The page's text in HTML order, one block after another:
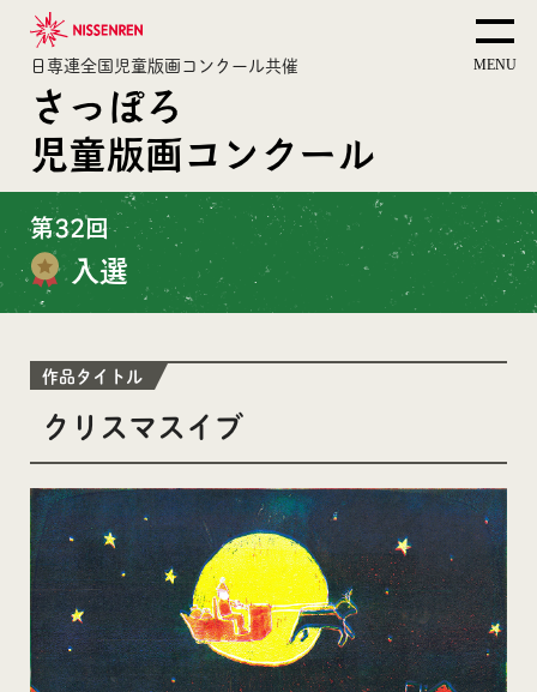
日専連全国児童版画コンクール共催
さっぽろ
児童版画コンクール
第32回
入選
作品タイトル
クリスマスイブ